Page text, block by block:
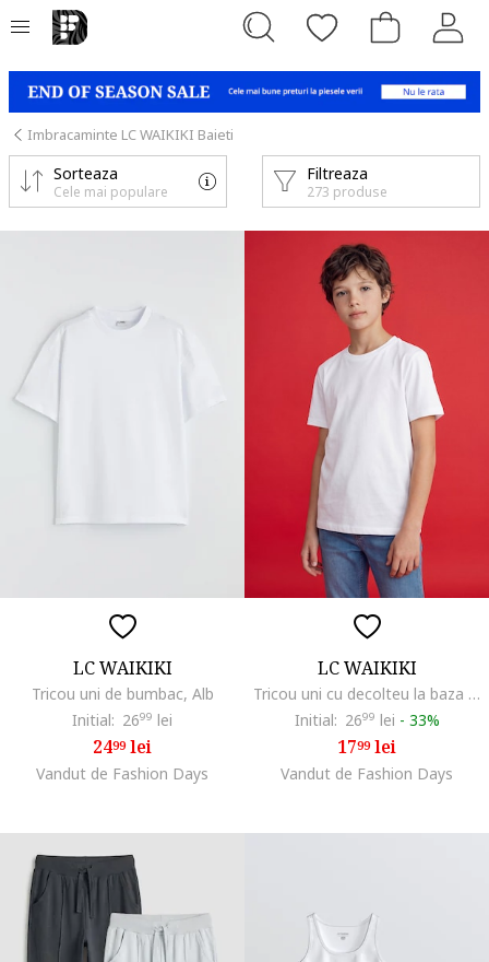
Imbracaminte LC WAIKIKI Baieti
Filtreaza
273 produse
Sorteaza
Cele mai populare
LC WAIKIKI
Tricou uni de bumbac, Alb
Initial: 2699 lei
2499lei
Vandut de Fashion Days
LC WAIKIKI
Tricou uni cu decolteu la baza gatului, Alb optic
Initial: 2699 lei - 33%
1799lei
Vandut de Fashion Days